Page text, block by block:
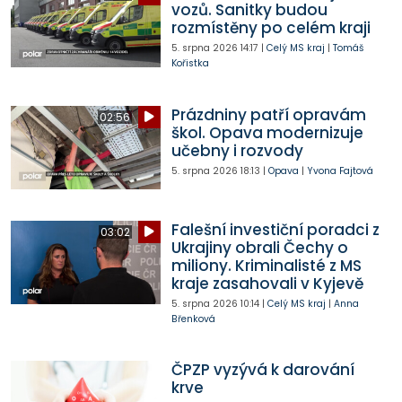
vozů. Sanitky budou
rozmístěny po celém kraji
5. srpna 2026 14:17 | Celý MS kraj | Tomáš
Kořistka
02:56
Prázdniny patří opravám
škol. Opava modernizuje
učebny i rozvody
5. srpna 2026 18:13 | Opava | Yvona Fajtová
03:02
Falešní investiční poradci z
Ukrajiny obrali Čechy o
miliony. Kriminalisté z MS
kraje zasahovali v Kyjevě
5. srpna 2026 10:14| Celý MS kraj | Anna
Břenková
ČPZP vyzývá k darování
krve